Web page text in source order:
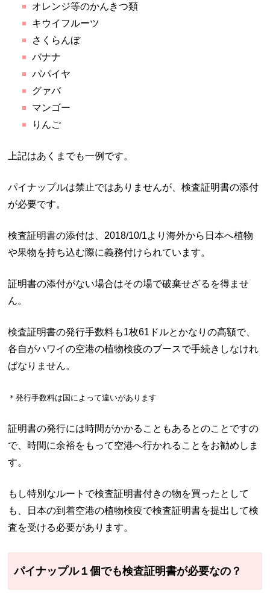
オレンジ等のかんきつ類
キウイフルーツ
さくらんぼ
バナナ
パパイヤ
グァバ
マンゴー
りんご
上記はあくまでも一例です。
パイナップルは禁止ではありませんが、検査証明書の添付
が必要です。
検査証明書の添付は、2018/10/1より海外から日本へ植物
や果物を持ち込む際に義務付けられています。
証明書の添付がない場合はその場で破棄せざるを得ませ
ん。
検査証明書の発行手数料も1枚61ドルとかなりの高額で、
各自がハワイの空港の植物検疫のブースで手続きしなけれ
ばなりません。
＊発行手数料は国によって違いがあります
証明書の発行には時間がかかることもあるとのことですの
で、時間に余裕をもって空港へ行かれることをお勧めしま
す。
もし特別なルートで検査証明書付きの物を買ったとして
も、日本の到着空港の植物検疫で検査証明書を提出して検
査を受ける必要があります。
パイナップル１個でも検査証明書が必要なの？